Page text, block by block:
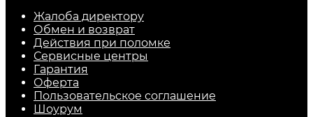
Жалоба директору
Обмен и возврат
Действия при поломке
Сервисные центры
Гарантия
Оферта
Пользовательское соглашение
Шоурум